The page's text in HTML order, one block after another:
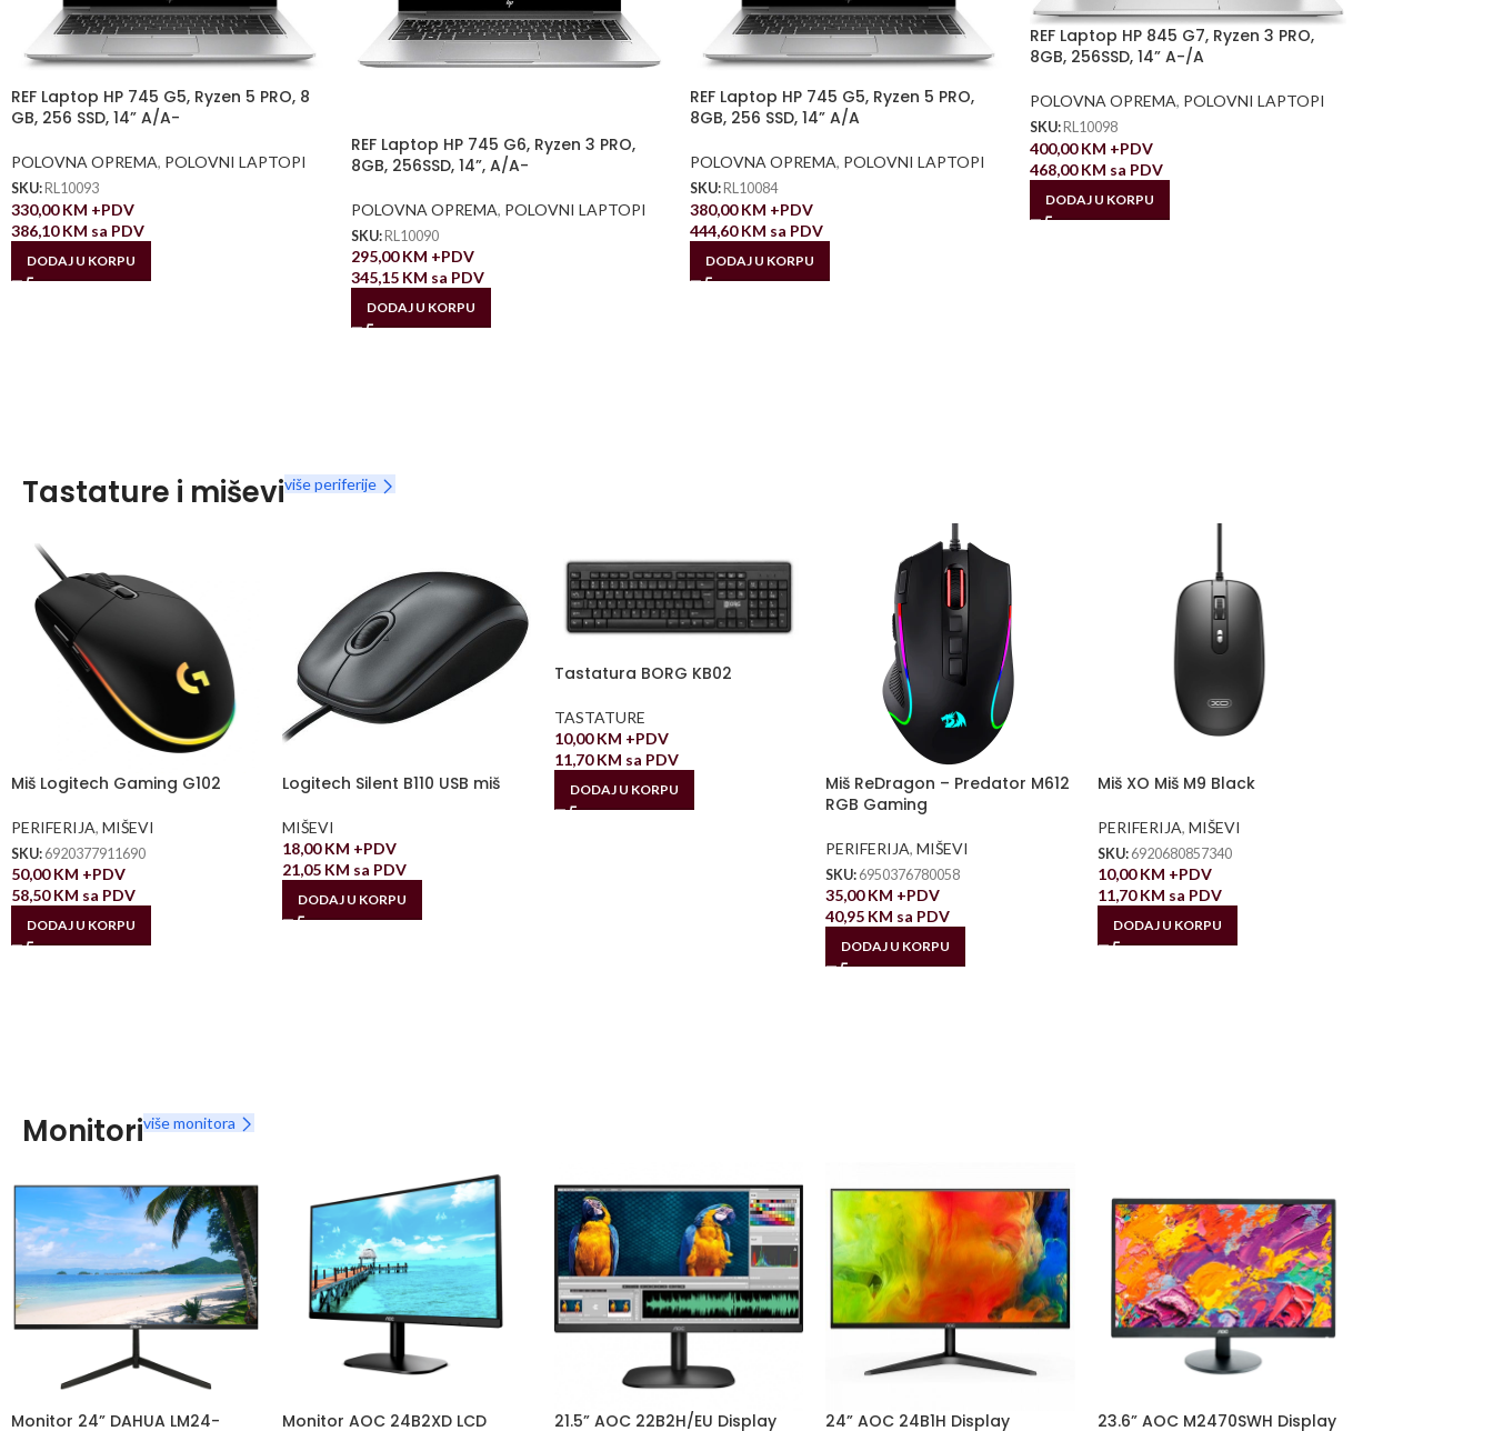
REF Laptop HP 745 G5, Ryzen 5 PRO, 8
GB, 256 SSD, 14” A/A-
POLOVNA OPREMA, POLOVNI LAPTOPI
SKU: RL10093
330,00KM +PDV
386,10KM sa PDV
DODAJ U KORPU
REF Laptop HP 745 G6, Ryzen 3 PRO,
8GB, 256SSD, 14”, A/A-
POLOVNA OPREMA, POLOVNI LAPTOPI
SKU: RL10090
295,00KM +PDV
345,15 KM sa PDV
DODAJ U KORPU
REF Laptop HP 745 G5, Ryzen 5 PRO,
8GB, 256 SSD, 14” A/A
POLOVNA OPREMA, POLOVNI LAPTOPI
SKU: RL10084
380,00KM +PDV
444,60KM sa PDV
DODAJ U KORPU
REF Laptop HP 845 G7, Ryzen 3 PRO,
8GB, 256SSD, 14” A-/A
POLOVNA OPREMA, POLOVNI LAPTOPI
SKU: RL10098
400,00KM +PDV
468,00KM sa PDV
DODAJ U KORPU
Tastature i miševiviše periferije
Miš Logitech Gaming G102
PERIFERIJA, MIŠEVI
SKU: 6920377911690
50,00KM +PDV
58,50KM sa PDV
DODAJ U KORPU
Logitech Silent B110 USB miš
MIŠEVI
18,00KM +PDV
21,05 KM sa PDV
DODAJ U KORPU
Tastatura BORG KB02
TASTATURE
10,00KM +PDV
11,70KM sa PDV
DODAJ U KORPU
Miš ReDragon – Predator M612
RGB Gaming
PERIFERIJA, MIŠEVI
SKU: 6950376780058
35,00KM +PDV
40,95 KM sa PDV
DODAJ U KORPU
Miš XO Miš M9 Black
PERIFERIJA, MIŠEVI
SKU: 6920680857340
10,00KM +PDV
11,70KM sa PDV
DODAJ U KORPU
Monitoriviše monitora
Monitor 24” DAHUA LM24- Monitor AOC 24B2XD LCD 21.5” AOC 22B2H/EU Display 24” AOC 24B1H Display 23.6” AOC M2470SWH Display